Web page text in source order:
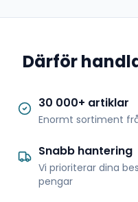
Därför
30 000+ artiklar
Enormt sortiment
Snabb hantering
Vi prioriterar dina
pengar